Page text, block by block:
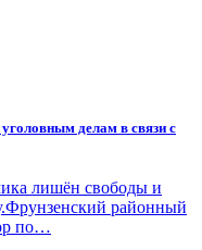
делам в связи с
лишён свободы и
районный
по…